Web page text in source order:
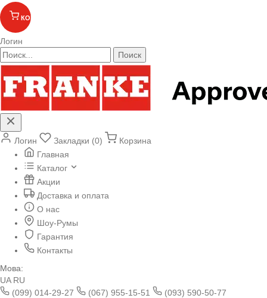
КОРЗИНА
Логин
Поиск
Логин Закладки (0)
Корзина
Главная
Каталог
Акции
Доставка и оплата
О нас
Шоу-Румы
Гарантия
Контакты
Мова:
UA RU
(099) 014-29-27
(067) 955-15-51
(093) 590-50-77